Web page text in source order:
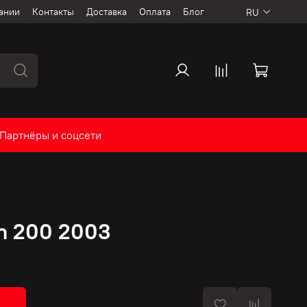
Контакты Доставка Оплата Блог RU
Партнёры и соцсети
200 2003